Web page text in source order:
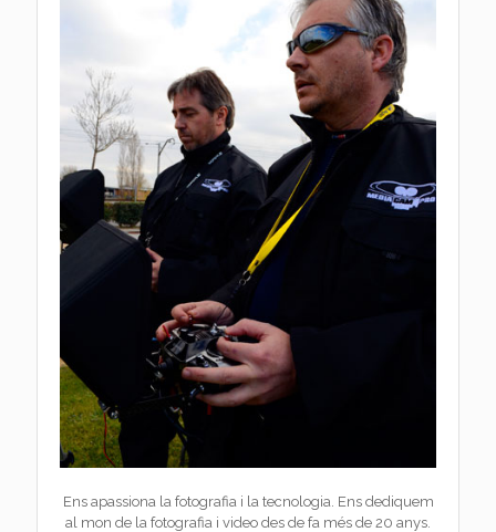
Ens apassiona la fotografia i la tecnologia. Ens dediquem
al mon de la fotografia i video des de fa més de 20 anys.